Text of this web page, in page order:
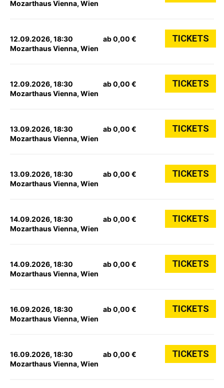
Mozarthaus Vienna, Wien
12.09.2026, 18:30
Mozarthaus Vienna, Wien
ab 0,00 € TICKETS
12.09.2026, 18:30
Mozarthaus Vienna, Wien
ab 0,00 € TICKETS
13.09.2026, 18:30
Mozarthaus Vienna, Wien
ab 0,00 € TICKETS
13.09.2026, 18:30
Mozarthaus Vienna, Wien
ab 0,00 € TICKETS
14.09.2026, 18:30
Mozarthaus Vienna, Wien
ab 0,00 € TICKETS
14.09.2026, 18:30
Mozarthaus Vienna, Wien
ab 0,00 € TICKETS
16.09.2026, 18:30
Mozarthaus Vienna, Wien
ab 0,00 € TICKETS
16.09.2026, 18:30
Mozarthaus Vienna, Wien
ab 0,00 € TICKETS